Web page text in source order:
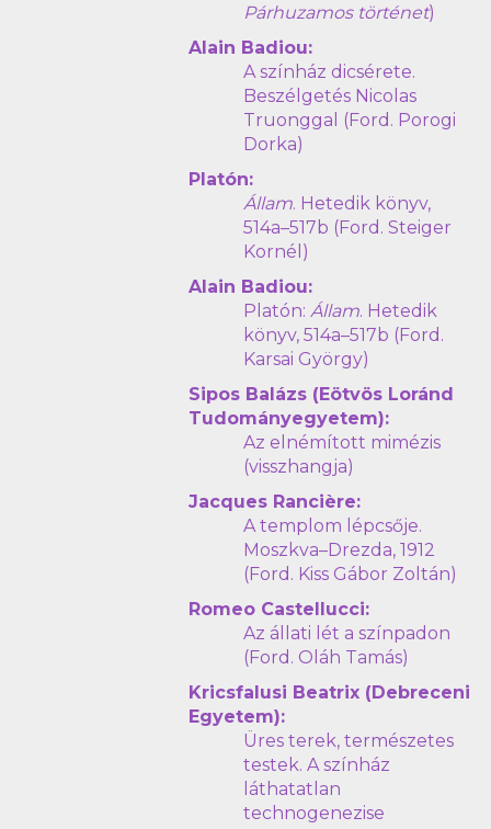
Párhuzamos történet)
Alain Badiou:
A színház dicsérete.
Beszélgetés Nicolas
Truonggal (Ford. Porogi
Dorka)
Platón:
Állam. Hetedik könyv,
514a–517b (Ford. Steiger
Kornél)
Alain Badiou:
Platón:Állam. Hetedik
könyv, 514a–517b (Ford.
Karsai György)
Sipos Balázs (Eötvös Loránd
Tudományegyetem):
Az elnémított mimézis
(visszhangja)
Jacques Rancière:
A templom lépcsője.
Moszkva–Drezda, 1912
(Ford. Kiss Gábor Zoltán)
Romeo Castellucci:
Az állati lét a színpadon
(Ford. Oláh Tamás)
Kricsfalusi Beatrix (Debreceni
Egyetem):
Üres terek, természetes
testek. A színház
láthatatlan
technogenezise